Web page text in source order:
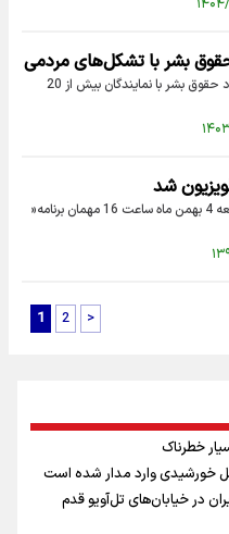
بشر با تشکل‌های مردمی
برنا - گروه سیاسی؛ اولین جلسه دبیر جدید ستاد حقوق بشر با نمایندگان بیش از 20
شد
قاضی ناصر سراج مشاور رییس قوه قضاییه جمعه 4 بهمن ماه ساعت 16 مهمان برنامه«
1 2 >
خطرناک
ایران در خیابان‌های تل‌آویو قدم